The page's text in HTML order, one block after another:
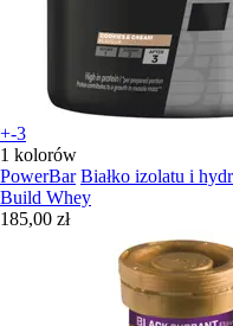
+-3
1 kolorów
PowerBar Białko izolatu i
Build Whey
185,00 zł